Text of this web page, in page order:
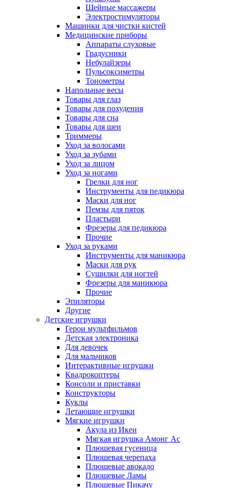
Шейные массажеры
Электростимуляторы
Машинки для чистки кистей
Медицинские приборы
Аппараты слуховые
Градусники
Небулайзеры
Пульсоксиметры
Тонометры
Напольные весы
Товары для глаз
Товары для похудения
Товары для сна
Товары для шеи
Триммеры
Уход за волосами
Уход за зубами
Уход за лицом
Уход за ногами
Грелки для ног
Инструменты для педикюра
Маски для ног
Пемзы для пяток
Пластыри
Фрезеры для педикюра
Прочие
Уход за руками
Инструменты для маникюра
Маски для рук
Сушилки для ногтей
Фрезеры для маникюра
Прочие
Эпиляторы
Другие
Детские игрушки
Герои мультфильмов
Детская электроника
Для девочек
Для мальчиков
Интерактивные игрушки
Квадрокоптеры
Консоли и приставки
Конструкторы
Куклы
Летающие игрушки
Мягкие игрушки
Акула из Икеи
Мягкая игрушка Амонг Ас
Плюшевая гусеница
Плюшевая черепаха
Плюшевые авокадо
Плюшевые Ламы
Плюшевые Пикачу